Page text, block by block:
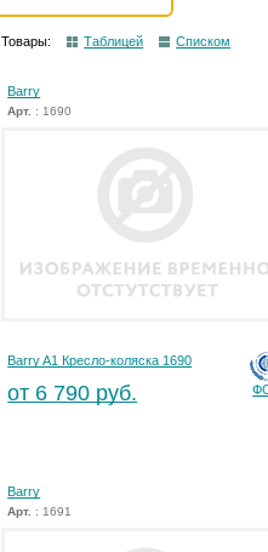
Товары: Таблицей Списком
Barry
Арт. : 1690
Barry A1 Кресло-коляска 1690
от 6 790 руб.
Barry
Арт. : 1691